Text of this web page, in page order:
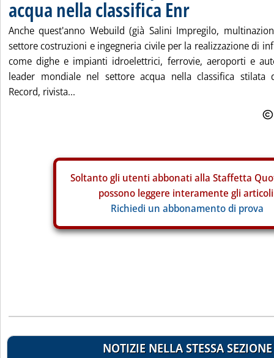
acqua nella classifica Enr
Anche quest'anno Webuild (già Salini Impregilo,
settore costruzioni e ingegneria civile per la realizzazione di
come dighe e impianti idroelettrici, ferrovie, aeroporti e
leader mondiale nel settore acqua nella classifica stilata
Record, rivista...
Soltanto gli utenti abbonati alla Staffetta
possono leggere interamente gli
Richiedi un abbonamento di prova
NOTIZIE NELLA STESSA SEZIONE